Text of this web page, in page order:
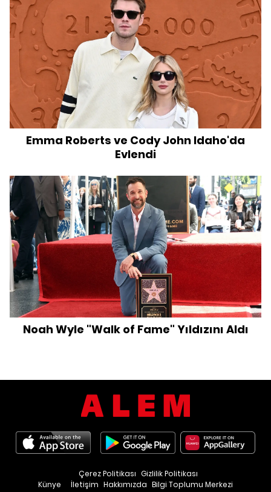
Emma Roberts ve Cody John Idaho'da
Evlendi
Noah Wyle "Walk of Fame" Yıldızını Aldı
Künye İletişim Hakkımızda Bilgi Toplumu Merkezi
Çerez Politikası Gizlilik Politikası